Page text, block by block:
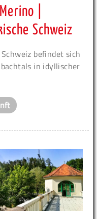
|
Schweiz
befindet sich
in idyllischer